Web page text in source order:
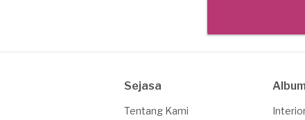
Sejasa
Tentang Kami